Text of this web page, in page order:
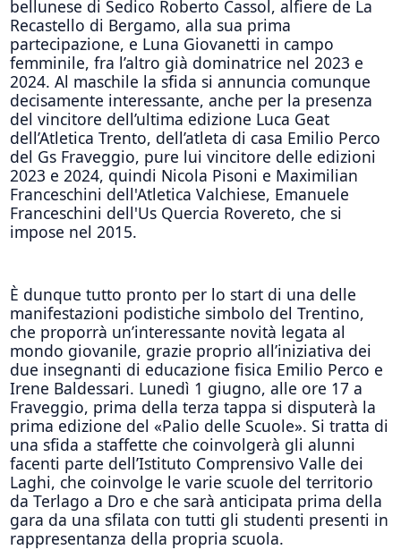
bellunese di Sedico Roberto Cassol, alfiere de La
Recastello di Bergamo, alla sua prima
partecipazione, e Luna Giovanetti in campo
femminile, fra l’altro già dominatrice nel 2023 e
2024. Al maschile la sfida si annuncia comunque
decisamente interessante, anche per la presenza
del vincitore dell’ultima edizione Luca Geat
dell’Atletica Trento, dell’atleta di casa Emilio Perco
del Gs Fraveggio, pure lui vincitore delle edizioni
2023 e 2024, quindi Nicola Pisoni e Maximilian
Franceschini dell'Atletica Valchiese, Emanuele
Franceschini dell'Us Quercia Rovereto, che si
impose nel 2015.
È dunque tutto pronto per lo start di una delle
manifestazioni podistiche simbolo del Trentino,
che proporrà un’interessante novità legata al
mondo giovanile, grazie proprio all’iniziativa dei
due insegnanti di educazione fisica Emilio Perco e
Irene Baldessari. Lunedì 1 giugno, alle ore 17 a
Fraveggio, prima della terza tappa si disputerà la
prima edizione del «Palio delle Scuole». Si tratta di
una sfida a staffette che coinvolgerà gli alunni
facenti parte dell’Istituto Comprensivo Valle dei
Laghi, che coinvolge le varie scuole del territorio
da Terlago a Dro e che sarà anticipata prima della
gara da una sfilata con tutti gli studenti presenti in
rappresentanza della propria scuola.